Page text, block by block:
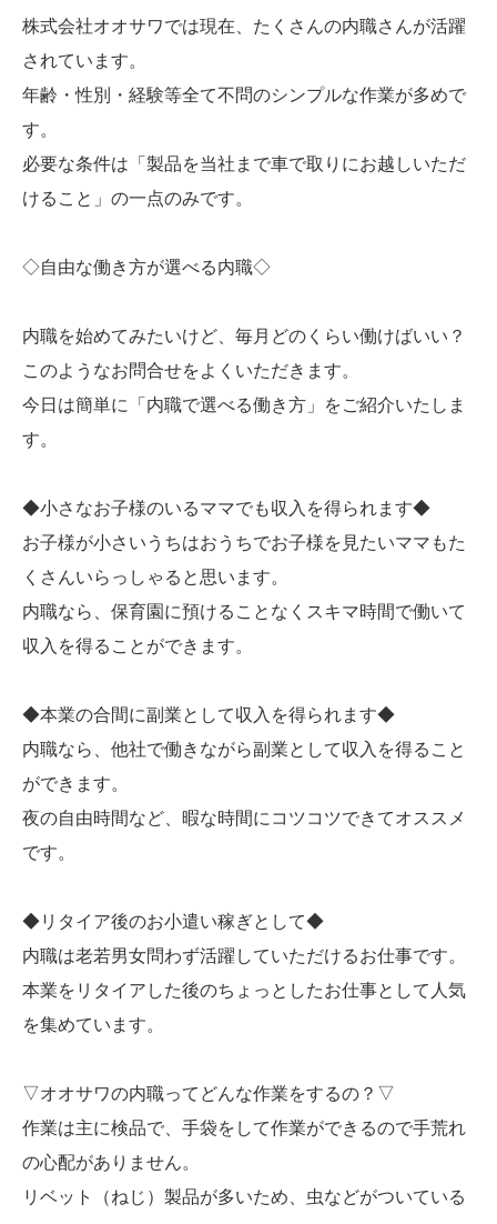
株式会社オオサワでは現在、たくさんの内職さんが活躍
されています。
年齢・性別・経験等全て不問のシンプルな作業が多めで
す。
必要な条件は「製品を当社まで車で取りにお越しいただ
けること」の一点のみです。
◇自由な働き方が選べる内職◇
内職を始めてみたいけど、毎月どのくらい働けばいい？
このようなお問合せをよくいただきます。
今日は簡単に「内職で選べる働き方」をご紹介いたしま
す。
◆小さなお子様のいるママでも収入を得られます◆
お子様が小さいうちはおうちでお子様を見たいママもた
くさんいらっしゃると思います。
内職なら、保育園に預けることなくスキマ時間で働いて
収入を得ることができます。
◆本業の合間に副業として収入を得られます◆
内職なら、他社で働きながら副業として収入を得ること
ができます。
夜の自由時間など、暇な時間にコツコツできてオススメ
です。
◆リタイア後のお小遣い稼ぎとして◆
内職は老若男女問わず活躍していただけるお仕事です。
本業をリタイアした後のちょっとしたお仕事として人気
を集めています。
▽オオサワの内職ってどんな作業をするの？▽
作業は主に検品で、手袋をして作業ができるので手荒れ
の心配がありません。
リベット（ねじ）製品が多いため、虫などがついている